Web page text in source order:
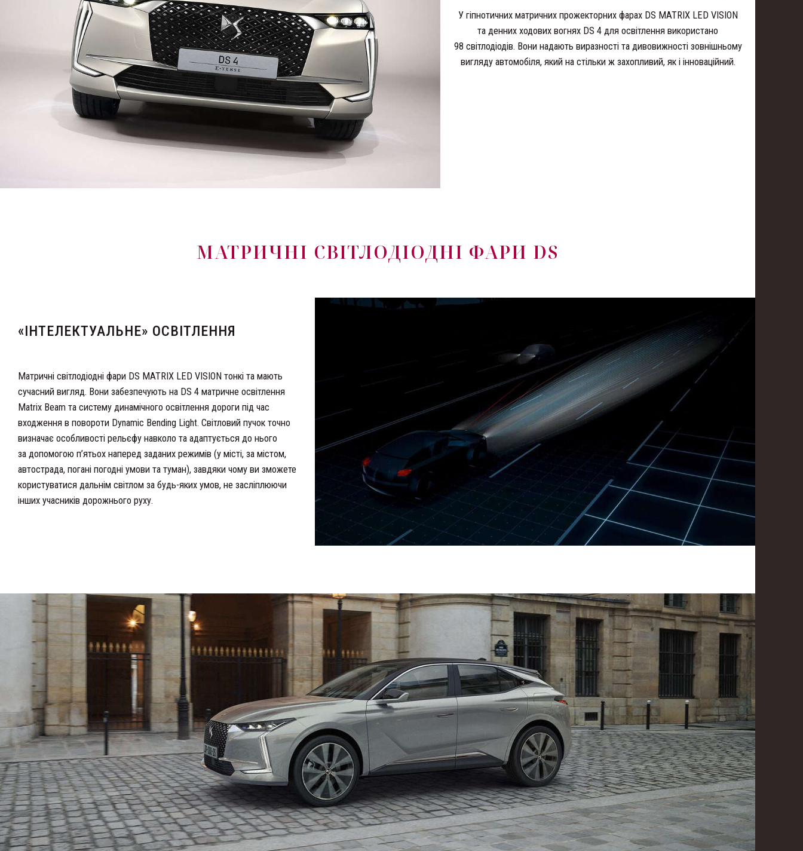
У гіпнотичних матричних прожекторних фарах DS MATRIX LED VISION
та денних ходових вогнях DS 4 для освітлення використано
98 світлодіодів. Вони надають виразності та дивовижності зовнішньому
вигляду автомобіля, який на стільки ж захопливий, як і інноваційний.
МАТРИЧНІ СВІТЛОДІОДНІ ФАРИ DS
«ІНТЕЛЕКТУАЛЬНЕ» ОСВІТЛЕННЯ
Матричні світлодіодні фари DS MATRIX LED VISION тонкі та мають
сучасний вигляд. Вони забезпечують на DS 4 матричне освітлення
Matrix Beam та систему динамічного освітлення дороги під час
входження в повороти Dynamic Bending Light. Світловий пучок точно
визначає особливості рельєфу навколо та адаптується до нього
за допомогою п’ятьох наперед заданих режимів (у місті, за містом,
автострада, погані погодні умови та туман), завдяки чому ви зможете
користуватися дальнім світлом за будь-яких умов, не засліплюючи
інших учасників дорожнього руху.